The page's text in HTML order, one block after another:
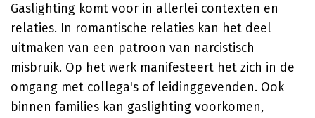
Gaslighting komt voor in allerlei contexten en
relaties. In romantische relaties kan het deel
uitmaken van een patroon van narcistisch
misbruik. Op het werk manifesteert het zich in de
omgang met collega's of leidinggevenden. Ook
binnen families kan gaslighting voorkomen,